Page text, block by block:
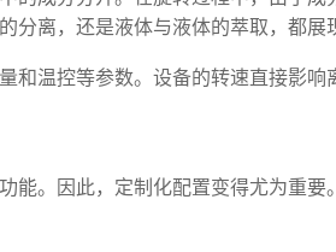
离，还是液体与液体的萃取，都展
和温控等参数。设备的转速直接影
能。因此，定制化配置变得尤为重